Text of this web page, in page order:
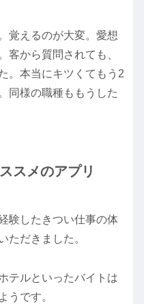
覚えるのが大変。愛想
客から質問されても、
。本当にキツくてもう2
同様の職種ももうした
スメのアプリ
験したきつい仕事の体
ただきました。
テルといったバイトは
うです。